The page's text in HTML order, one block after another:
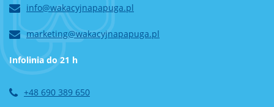
info@wakacyjnapapuga.pl
marketing@wakacyjnapapuga.pl
Infolinia do 21 h
+48 690 389 650